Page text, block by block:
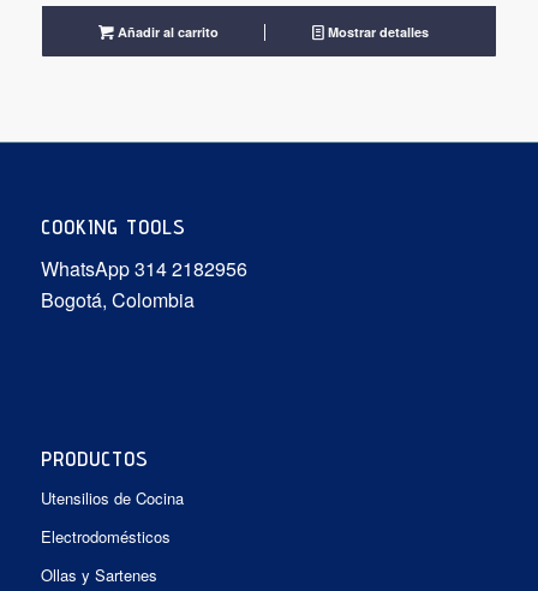
Añadir al carrito Mostrar detalles
COOKING TOOLS
WhatsApp 314 2182956
Bogotá, Colombia
PRODUCTOS
Utensilios de Cocina
Electrodomésticos
Ollas y Sartenes